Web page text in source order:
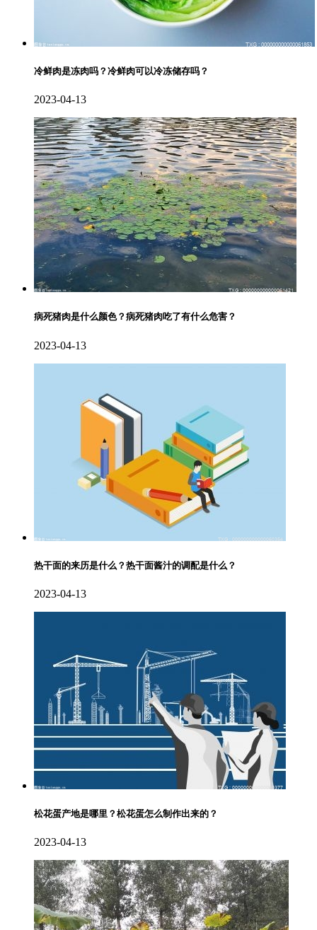
冷鲜肉是冻肉吗？冷鲜肉可以冷冻储存吗？
2023-04-13
病死猪肉是什么颜色？病死猪肉吃了有什么危害？
2023-04-13
热干面的来历是什么？热干面酱汁的调配是什么？
2023-04-13
松花蛋产地是哪里？松花蛋怎么制作出来的？
2023-04-13